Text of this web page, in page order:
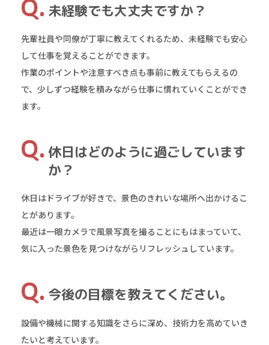
未経験でも大丈夫ですか？
先輩社員や同僚が丁寧に教えてくれるため、未経験でも安心
して仕事を覚えることができます。
作業のポイントや注意すべき点も事前に教えてもらえるの
で、少しずつ経験を積みながら仕事に慣れていくことができ
ます。
休日はどのように過ごしています
か？
休日はドライブが好きで、景色のきれいな場所へ出かけるこ
とがあります。
最近は一眼カメラで風景写真を撮ることにもはまっていて、
気に入った景色を見つけながらリフレッシュしています。
今後の目標を教えてください。
設備や機械に関する知識をさらに深め、技術力を高めていき
たいと考えています。